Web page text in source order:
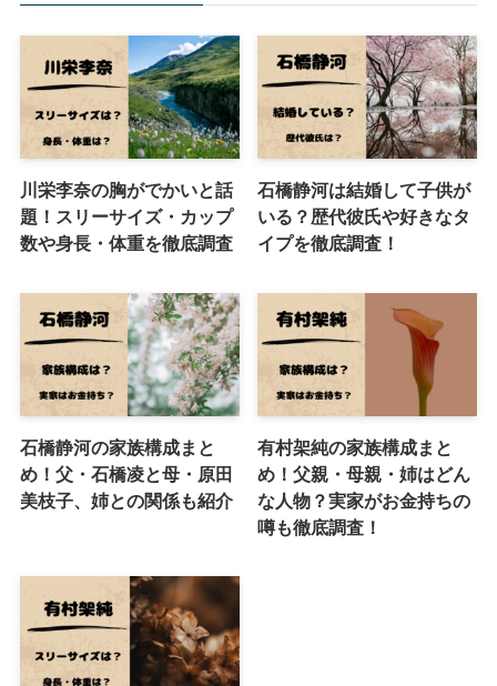
川栄李奈の胸がでかいと話
題！スリーサイズ・カップ
数や身長・体重を徹底調査
石橋静河は結婚して子供が
いる？歴代彼氏や好きなタ
イプを徹底調査！
石橋静河の家族構成まと
め！父・石橋凌と母・原田
美枝子、姉との関係も紹介
有村架純の家族構成まと
め！父親・母親・姉はどん
な人物？実家がお金持ちの
噂も徹底調査！